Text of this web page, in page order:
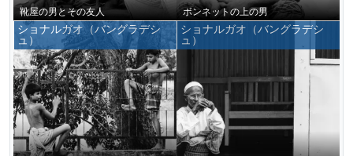
靴屋の男とその友人 ボンネットの上の男
ショナルガオ（バングラデシ
ュ）
ショナルガオ（バングラデシ
ュ）